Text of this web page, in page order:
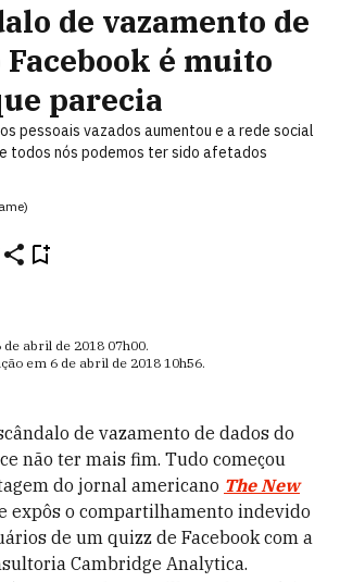
de vazamento de
Facebook é muito
parecia
pessoais vazados aumentou e a rede social
todos nós podemos ter sido afetados
de abril de 2018 07h00.
em 6 de abril de 2018 10h56.
de vazamento de dados do
não ter mais fim. Tudo começou
do jornal americano The New
expôs o compartilhamento indevido
de um quizz de Facebook com a
Cambridge Analytica.